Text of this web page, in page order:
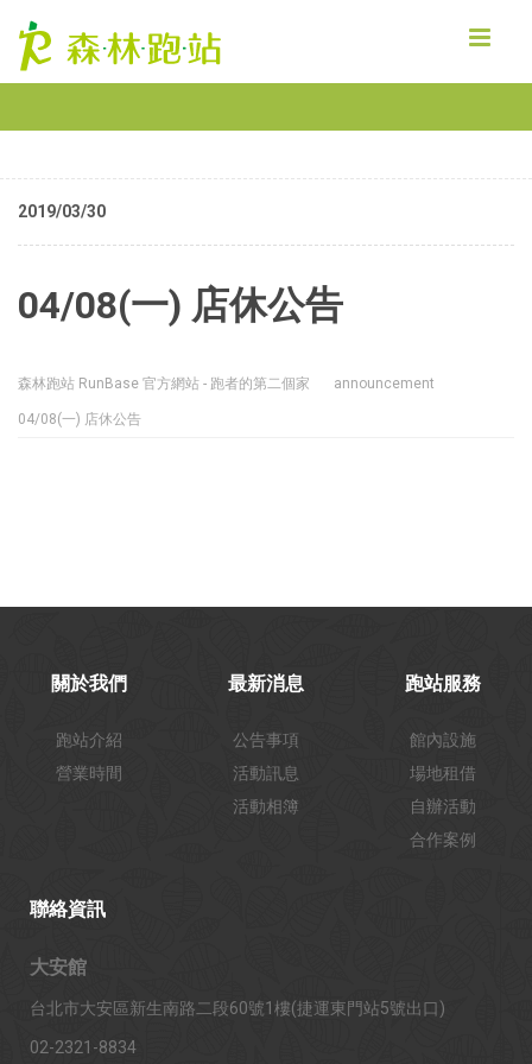
2019/03/30
04/08(一) 店休公告
森林跑站 RunBase 官方網站 - 跑者的第二個家 announcement
04/08(一) 店休公告
關於我們
跑站介紹
營業時間
最新消息
公告事項
活動訊息
活動相簿
跑站服務
館內設施
場地租借
自辦活動
合作案例
聯絡資訊
大安館
台北市大安區新生南路二段60號1樓(捷運東門站5號出口)
02-2321-8834